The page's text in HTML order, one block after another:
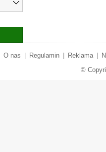
O nas Regulamin Reklama
©